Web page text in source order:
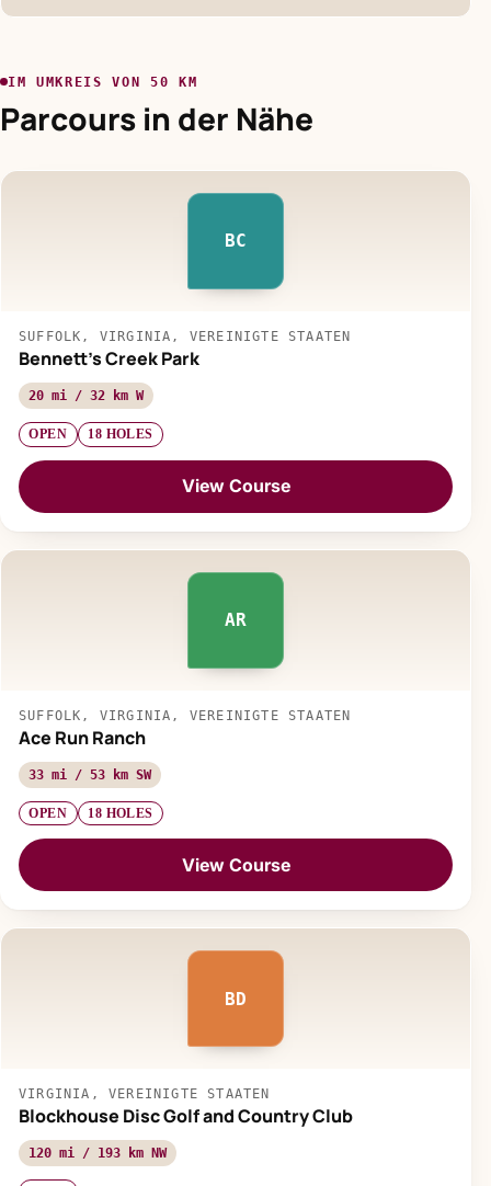
IM UMKREIS VON 50 KM
Parcours in der Nähe
BC
SUFFOLK, VIRGINIA, VEREINIGTE STAATEN
Bennett's Creek Park
20 mi / 32 km W
OPEN 18 HOLES
View Course
AR
SUFFOLK, VIRGINIA, VEREINIGTE STAATEN
Ace Run Ranch
33 mi / 53 km SW
OPEN 18 HOLES
View Course
BD
VIRGINIA, VEREINIGTE STAATEN
Blockhouse Disc Golf and Country Club
120 mi / 193 km NW